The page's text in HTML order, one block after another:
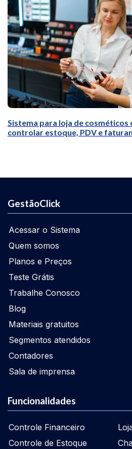
Sistema para loja de cosméticos
controlar estoque, PDV e
GestãoClick
Acessar o Sistema
Quem somos
Planos e Preços
Teste Grátis
Trabalhe Conosco
Blog
Materiais gratuitos
Segmentos atendidos
Contadores
Sala de imprensa
Funcionalidades
Controle Financeiro
Controle de Estoque